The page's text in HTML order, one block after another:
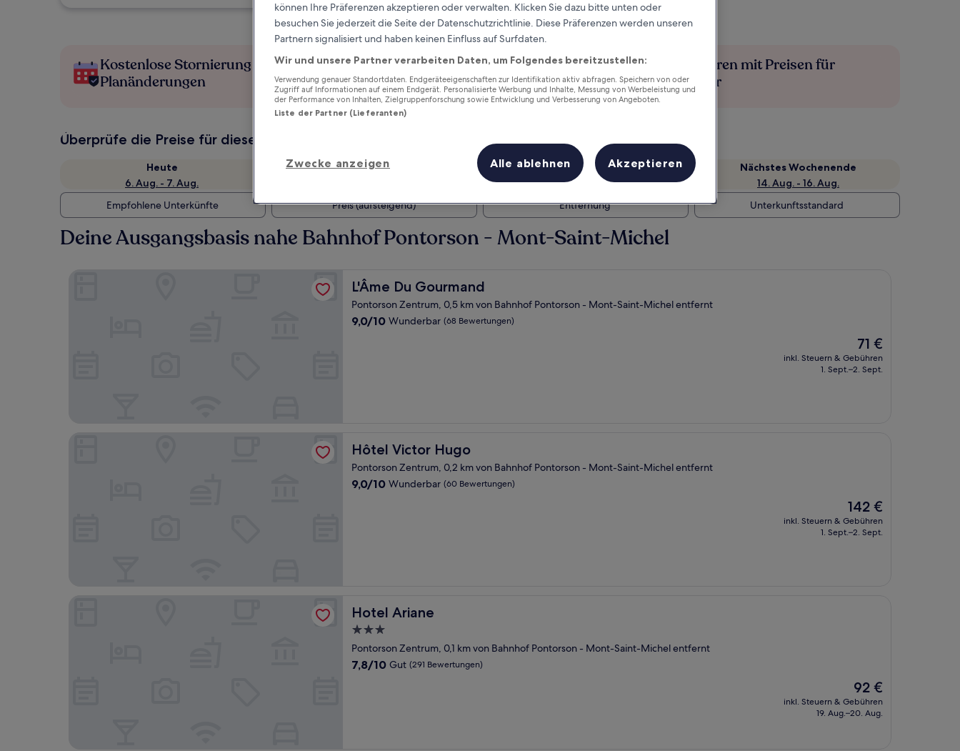
Kostenlose Stornierung bei
Planänderungen
Verdiene Prämien für jede
wahrgenommene Übernachtung
Mehr sparen mit Preisen für
Mitglieder
Überprüfe die Preise für diese Daten
Heute
6. Aug. - 7. Aug.
Morgen
Dieses Wochenende
7. Aug. - 9. Aug.
Nächstes Wochenende
14. Aug. - 16. Aug.
Empfohlene Unterkünfte
Preis (aufsteigend) Entfernung Unterkunftsstandard
Deine Ausgangsbasis nahe Bahnhof Pontorson - Mont-Saint-Michel
L'Âme Du Gourmand
L'Âme Du Gourmand
Pontorson Zentrum, 0,5 km von Bahnhof Pontorson - Mont-Saint-Michel entfernt
9.0
9,0/10 Wunderbar (68 Bewertungen)
Der
Preis
beträgt
71 €
inkl. Steuern & Gebühren
1. Sept.–2. Sept.
Hôtel Victor Hugo
Hôtel Victor Hugo
Pontorson Zentrum, 0,2 km von Bahnhof Pontorson - Mont-Saint-Michel entfernt
9.0
9,0/10 Wunderbar (60 Bewertungen)
Der
Preis
beträgt
142 €
inkl. Steuern & Gebühren
1. Sept.–2. Sept.
Hotel Ariane
Hotel Ariane
3.0-
Sterne-
Unterkunft
Pontorson Zentrum, 0,1 km von Bahnhof Pontorson - Mont-Saint-Michel entfernt
7.8
7,8/10 Gut (291 Bewertungen)
Der
Preis
beträgt
92 €
inkl. Steuern & Gebühren
19. Aug.–20. Aug.
können Ihre Präferenzen akzeptieren oder verwalten. Klicken Sie dazu bitte unten oder
besuchen Sie jederzeit die Seite der Datenschutzrichtlinie. Diese Präferenzen werden unseren
Partnern signalisiert und haben keinen Einfluss auf Surfdaten.
Wir und unsere Partner verarbeiten Daten, um Folgendes bereitzustellen:
Verwendung genauer Standortdaten. Endgeräteeigenschaften zur Identifikation aktiv abfragen. Speichern von oder
Zugriff auf Informationen auf einem Endgerät. Personalisierte Werbung und Inhalte, Messung von Werbeleistung und
der Performance von Inhalten, Zielgruppenforschung sowie Entwicklung und Verbesserung von Angeboten.
Liste der Partner (Lieferanten)
Zwecke anzeigen Alle ablehnen Akzeptieren